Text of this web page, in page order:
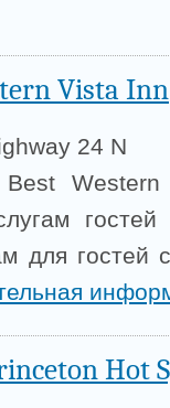
Vista Inn
24 N
Best
для гостей
Hot